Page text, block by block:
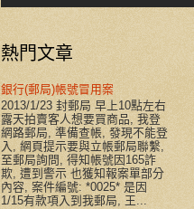
熱門文章
銀行(郵局)帳號冒用案
2013/1/23 封郵局 早上10點左右
露天拍賣客人想要買商品, 我登
網路郵局, 準備查帳, 發現不能登
入, 網頁提示要與立帳郵局聯繫,
至郵局詢問, 得知帳號因165詐
欺, 遭到警示 也獲知報案單部分
內容, 案件編號: *0025* 是因
1/15有款項入到我郵局, 王...